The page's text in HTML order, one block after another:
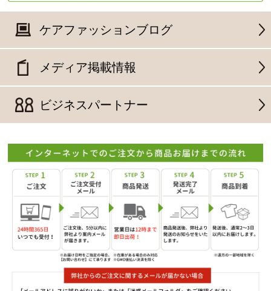
ケアファッションブログ
メディア掲載情報
ビジネスパートナー